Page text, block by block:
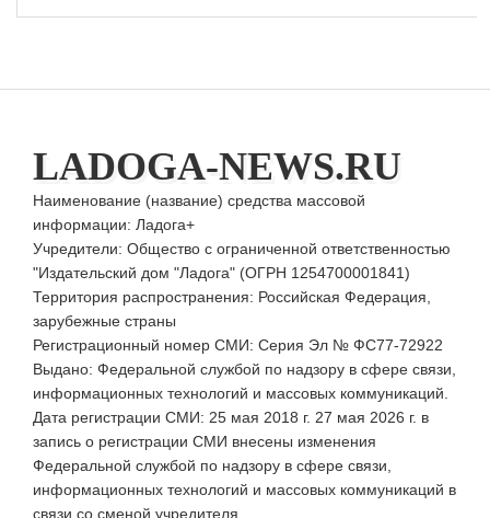
LADOGA-NEWS.RU
Наименование (название) средства массовой
информации: Ладога+
Учредители: Общество с ограниченной ответственностью
"Издательский дом "Ладога" (ОГРН 1254700001841)
Территория распространения: Российская Федерация,
зарубежные страны
Регистрационный номер СМИ: Серия Эл № ФС77-72922
Выдано: Федеральной службой по надзору в сфере связи,
информационных технологий и массовых коммуникаций.
Дата регистрации СМИ: 25 мая 2018 г. 27 мая 2026 г. в
запись о регистрации СМИ внесены изменения
Федеральной службой по надзору в сфере связи,
информационных технологий и массовых коммуникаций в
связи со сменой учредителя